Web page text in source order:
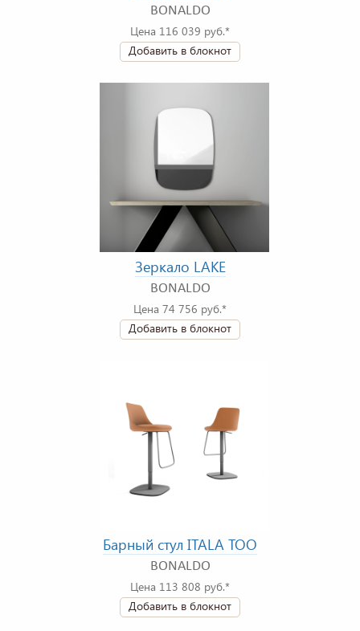
BONALDO
Цена 116 039 руб.*
Добавить в блокнот
Зеркало LAKE
BONALDO
Цена 74 756 руб.*
Добавить в блокнот
Барный стул ITALA TOO
BONALDO
Цена 113 808 руб.*
Добавить в блокнот